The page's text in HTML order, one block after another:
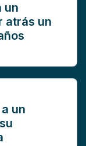
un
atrás un
un